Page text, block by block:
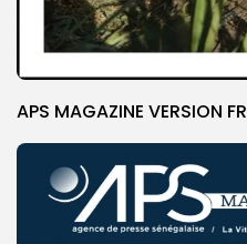
APS MAGAZINE VERSION FR